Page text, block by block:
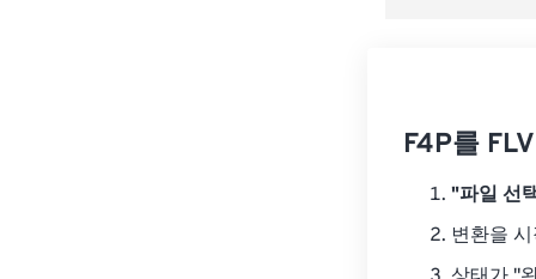
F4P를
"파일 선
변환을